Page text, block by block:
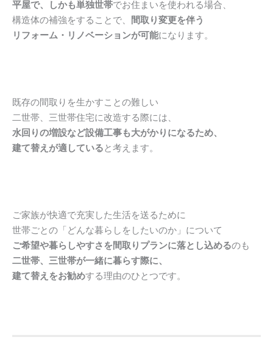
平屋で、しかも単独世帯でお住まいを使われる場合、
構造体の補強をすることで、 間取り変更を伴う
リフォーム・リノベーションが可能になります。
既存の間取りを生かすことの難しい
二世帯、三世帯住宅に改造する際には、
水回りの増設など設備工事も大がかりになるため、
建て替えが適していると考えます。
ご家族が快適で充実した生活を送るために
世帯ごとの「どんな暮らしをしたいのか」について
ご希望や暮らしやすさを間取りプランに落とし込めるのも
二世帯、三世帯が一緒に暮らす際に、
建て替えをお勧めする理由のひとつです。